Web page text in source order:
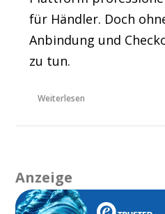
für Händler. Doch
Anbindung und
zu tun.
Weiterlesen
Anzeige